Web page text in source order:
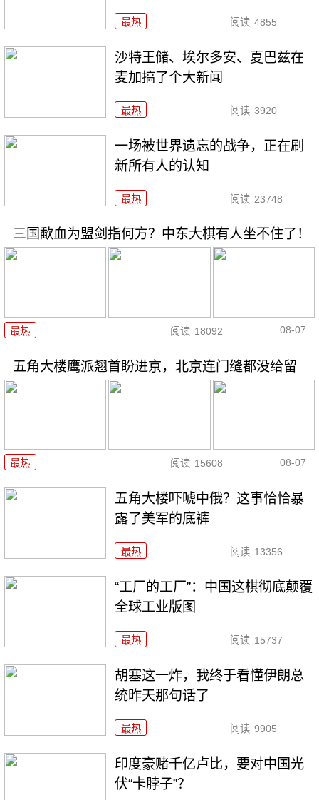
最热 阅读 4855
沙特王储、埃尔多安、夏巴兹在
麦加搞了个大新闻
最热 阅读 3920
一场被世界遗忘的战争，正在刷
新所有人的认知
最热 阅读 23748
三国歃血为盟剑指何方？中东大棋有人坐不住了！
最热 阅读 18092 08-07
五角大楼鹰派翘首盼进京，北京连门缝都没给留
最热 阅读 15608 08-07
五角大楼吓唬中俄？这事恰恰暴
露了美军的底裤
最热 阅读 13356
“工厂的工厂”：中国这棋彻底颠覆
全球工业版图
最热 阅读 15737
胡塞这一炸，我终于看懂伊朗总
统昨天那句话了
最热 阅读 9905
印度豪赌千亿卢比，要对中国光
伏“卡脖子”？